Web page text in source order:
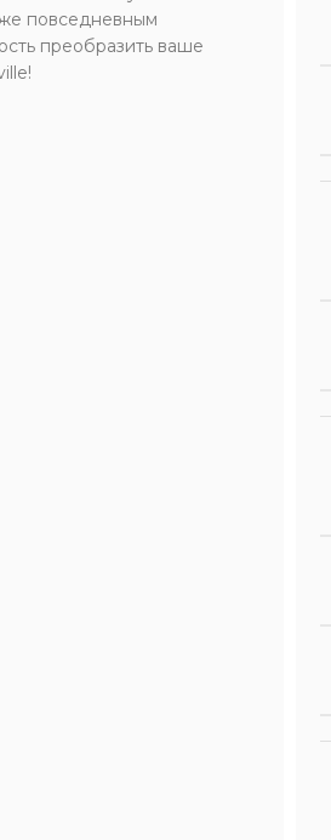
повседневным
преобразить ваше